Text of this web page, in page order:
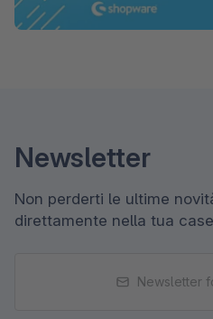
Newsletter
Non perderti le ultime
direttamente nella tua
Newsletter